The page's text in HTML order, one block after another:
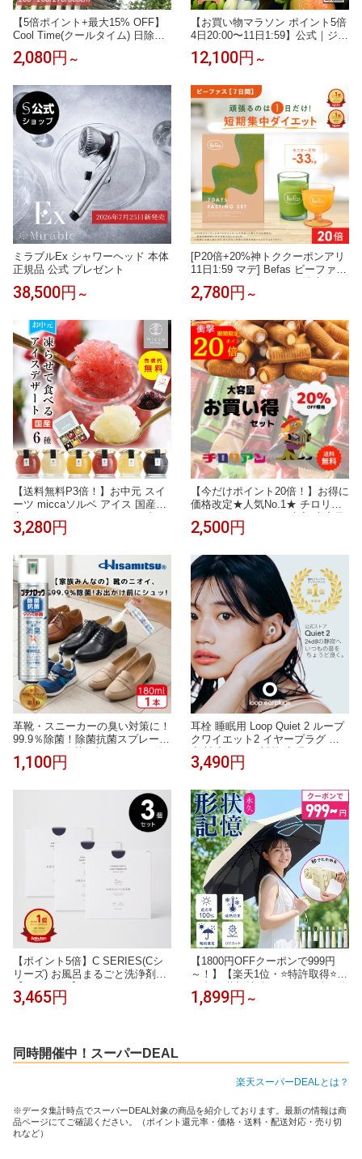
【5倍ポイント+最大15% OFF】
Cool Time(クールタイム) 日除け
シェード オーニング 通気 ベー
シック【12サイズから選べる180
m】【3年間の安心保証】通気性
が良く 目隠し 目かくし 紫外線 U
V対策 省エネ 節約 洋風 タープ
2,080円 ～
【お買い物マラソン ポイント5倍
4日20:00〜11日1:59】公式｜ジョ
ー マローン ロンドン イングリッ
シュ ペアー ＆ フリージア コロ
ックス入り｜ジョーマローン 香
水 フレグランス ギフト 送料無料
アワード受賞 プレゼント 誕生日
12,100円 ～
ミラブルEx シャワーヘッド 本体
正規品 公式 プレゼント
38,500円 ～
[P20倍+20%神トククーポンアリ
11日1:59 マデ] Befas ビーファス
ファスティング セット 酵素ドリ
ンク スムージー スープ 置き換え
カロリー 酵素【3日間】【7日
間】
2,780円 ～
【送料無料P3倍！】お中元 スイ
ーツ miccaソルベ アイス 国産果
実 6種セット シャーベット 凍ら
せて食べる アイスデザート プレ
イスクリーム | 詰め合わせ アイ
スギフト 食べ物 花以外 常温保存
出産祝 御中元
3,280円
【今だけポイント20倍！】お得に
価格改定★人気No.1★ チロリア
ン お買い得セット40本入 大容量
お菓子 個包装 小分け クッキー
お礼 お土産 手土産 差し入れ 退
職 焼き菓子 お取り寄せ 福岡 お
徳用 大容量 詰め合わせ お配り
誕生日 洋菓子
2,500円
革靴・スニーカーの臭い対策に！
99.9％除菌！除菌抗菌スプレー18
0ml 99.9%除菌 ブテナロック 除
菌スプレー 抗菌 抗菌スプレー 除
の臭い 対策 消臭 靴 消臭スプレ
ー 靴 スプレー 消臭剤 除菌 安全
1,100円
耳栓 睡眠用 Loop Quiet 2 ループ
クワイエット2 イヤープラグ 防
音 遮音 いびき対策 安眠 シリコ
ン 横向き寝 飛行機 旅行 勉強 集
2年保証 30日返品OK 送料無料
3,490円
【ポイント5倍】C SERIES(Cシ
リーズ) お風呂まるごと洗浄剤
3,465円
【1800円OFFクーポンで999円
～！】【楽天1位・⭐️特許取得⭐️】
用 飛び出し防止機能 完全遮光 自
ト 送料無料
1,899円 ～
同時開催中！スーパーDEAL
楽天スーパーDEALとは？
※データ集計時点でスーパーDEAL対象の商品を紹介しております。最新の情報は商
品ページにてご確認ください。（ポイント還元率・価格・送料・配送対応・売り切
れなど）